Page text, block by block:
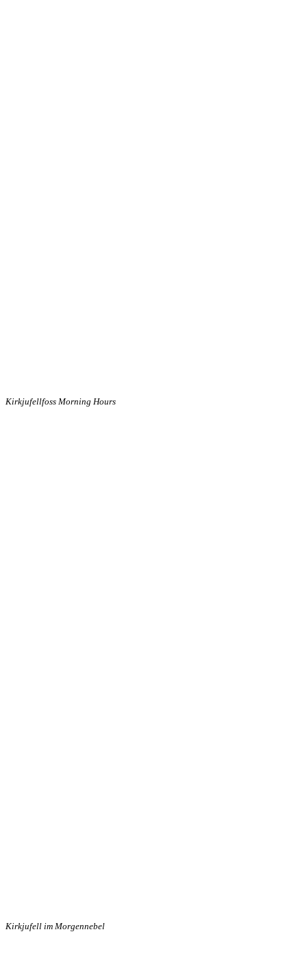
Kirkjufellfoss Morning Hours
Kirkjufell im Morgennebel